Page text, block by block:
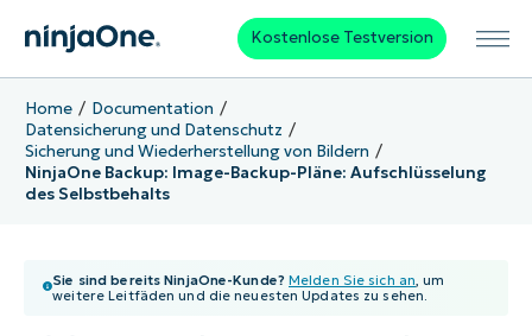
Kostenlose Testversion
Home
Documentation
Datensicherung und Datenschutz
Sicherung und Wiederherstellung von Bildern
NinjaOne Backup: Image-Backup-Pläne: Aufschlüsselung
des Selbstbehalts
Sie sind bereits NinjaOne-Kunde? Melden Sie sich an, um
weitere Leitfäden und die neuesten Updates zu sehen.